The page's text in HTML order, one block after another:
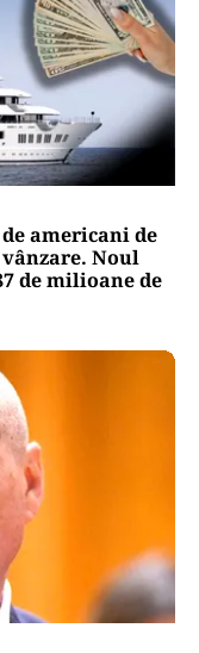
americani de
Noul
de milioane de